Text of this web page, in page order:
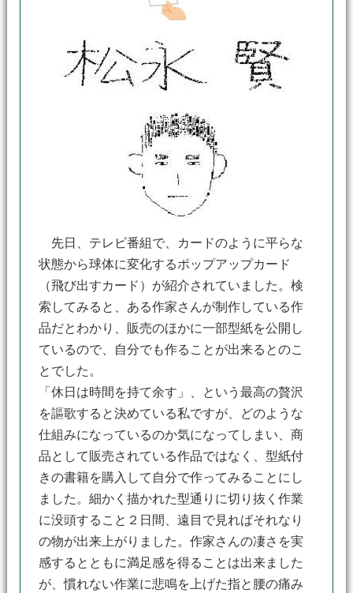
先日、テレビ番組で、カードのように平らな
状態から球体に変化するポップアップカード
（飛び出すカード）が紹介されていました。検
索してみると、ある作家さんが制作している作
品だとわかり、販売のほかに一部型紙を公開し
ているので、自分でも作ることが出来るとのこ
とでした。
「休日は時間を持て余す」、という最高の贅沢
を謳歌すると決めている私ですが、どのような
仕組みになっているのか気になってしまい、商
品として販売されている作品ではなく、型紙付
きの書籍を購入して自分で作ってみることにし
ました。細かく描かれた型通りに切り抜く作業
に没頭すること２日間、遠目で見ればそれなり
の物が出来上がりました。作家さんの凄さを実
感するとともに満足感を得ることは出来ました
が、慣れない作業に悲鳴を上げた指と腰の痛み